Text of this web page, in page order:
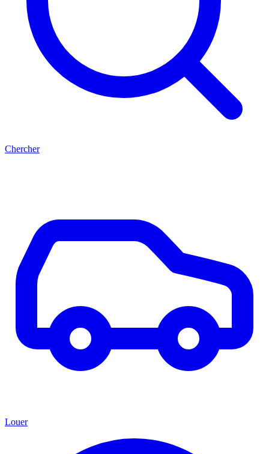
Chercher
Louer